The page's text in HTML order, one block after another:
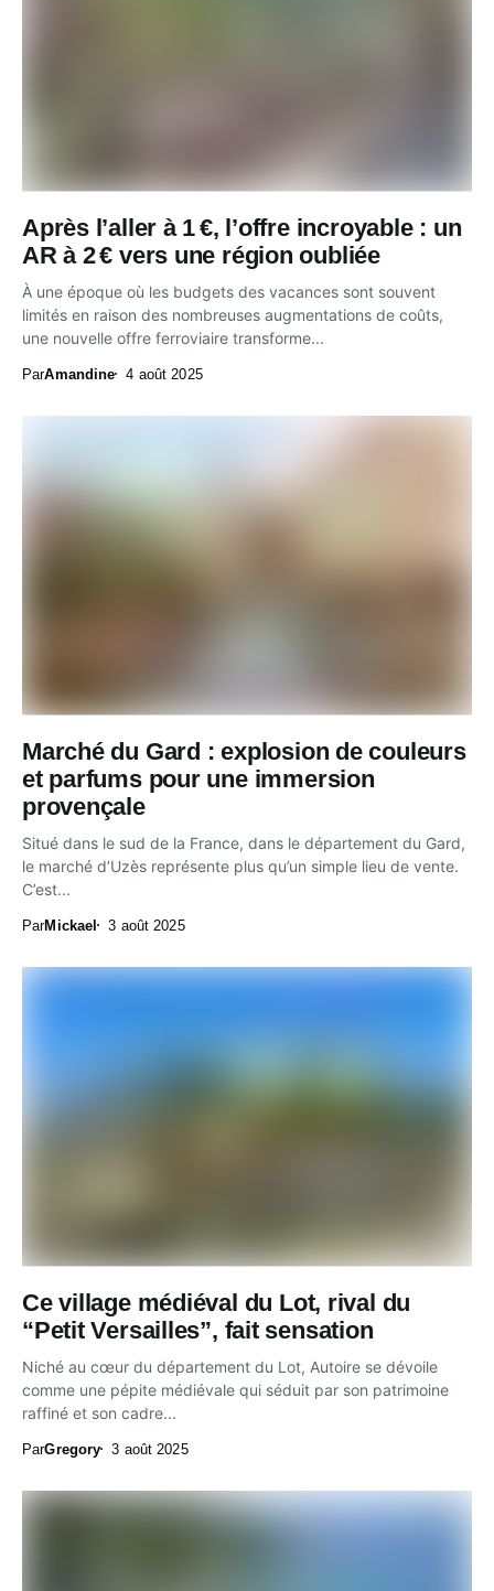
Après l’aller à 1 €, l’offre incroyable : un
AR à 2 € vers une région oubliée
À une époque où les budgets des vacances sont souvent
limités en raison des nombreuses augmentations de coûts,
une nouvelle offre ferroviaire transforme...
ParAmandine 4 août 2025
Marché du Gard : explosion de couleurs
et parfums pour une immersion
provençale
Situé dans le sud de la France, dans le département du Gard,
le marché d’Uzès représente plus qu’un simple lieu de vente.
C’est...
ParMickael 3 août 2025
Ce village médiéval du Lot, rival du
“Petit Versailles”, fait sensation
Niché au cœur du département du Lot, Autoire se dévoile
comme une pépite médiévale qui séduit par son patrimoine
raffiné et son cadre...
ParGregory 3 août 2025